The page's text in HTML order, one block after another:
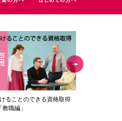
ることのできる資格取得
「教職編」